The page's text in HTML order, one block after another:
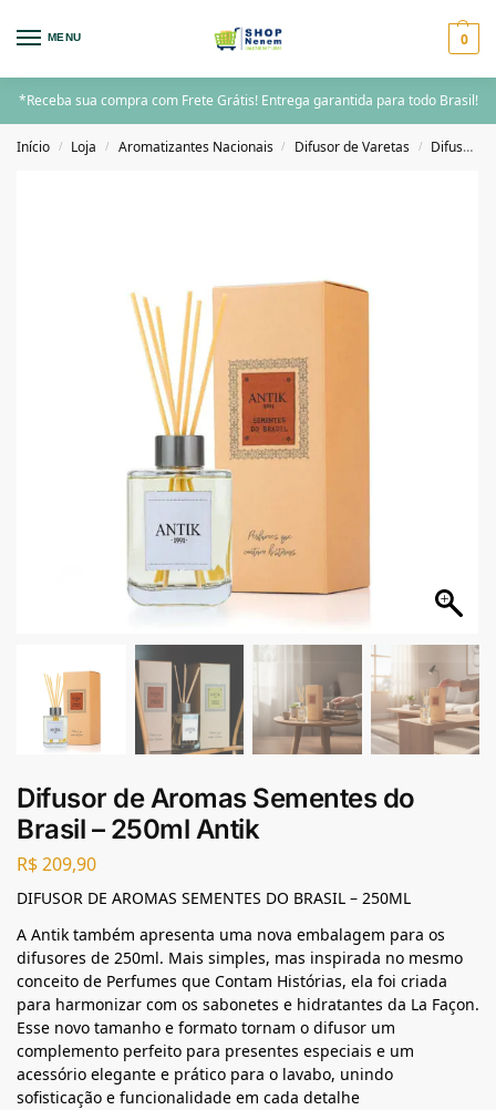
MENU 0
*Receba sua compra com Frete Grátis! Entrega garantida para todo Brasil!
Início / Loja / Aromatizantes Nacionais / Difusor de Varetas / Difusor de Varetas 200ML acima
Difusor de Aromas Sementes do
Brasil – 250ml Antik
R$209,90
DIFUSOR DE AROMAS SEMENTES DO BRASIL – 250ML
A Antik também apresenta uma nova embalagem para os
difusores de 250ml. Mais simples, mas inspirada no mesmo
conceito de Perfumes que Contam Histórias, ela foi criada
para harmonizar com os sabonetes e hidratantes da La Façon.
Esse novo tamanho e formato tornam o difusor um
complemento perfeito para presentes especiais e um
acessório elegante e prático para o lavabo, unindo
sofisticação e funcionalidade em cada detalhe